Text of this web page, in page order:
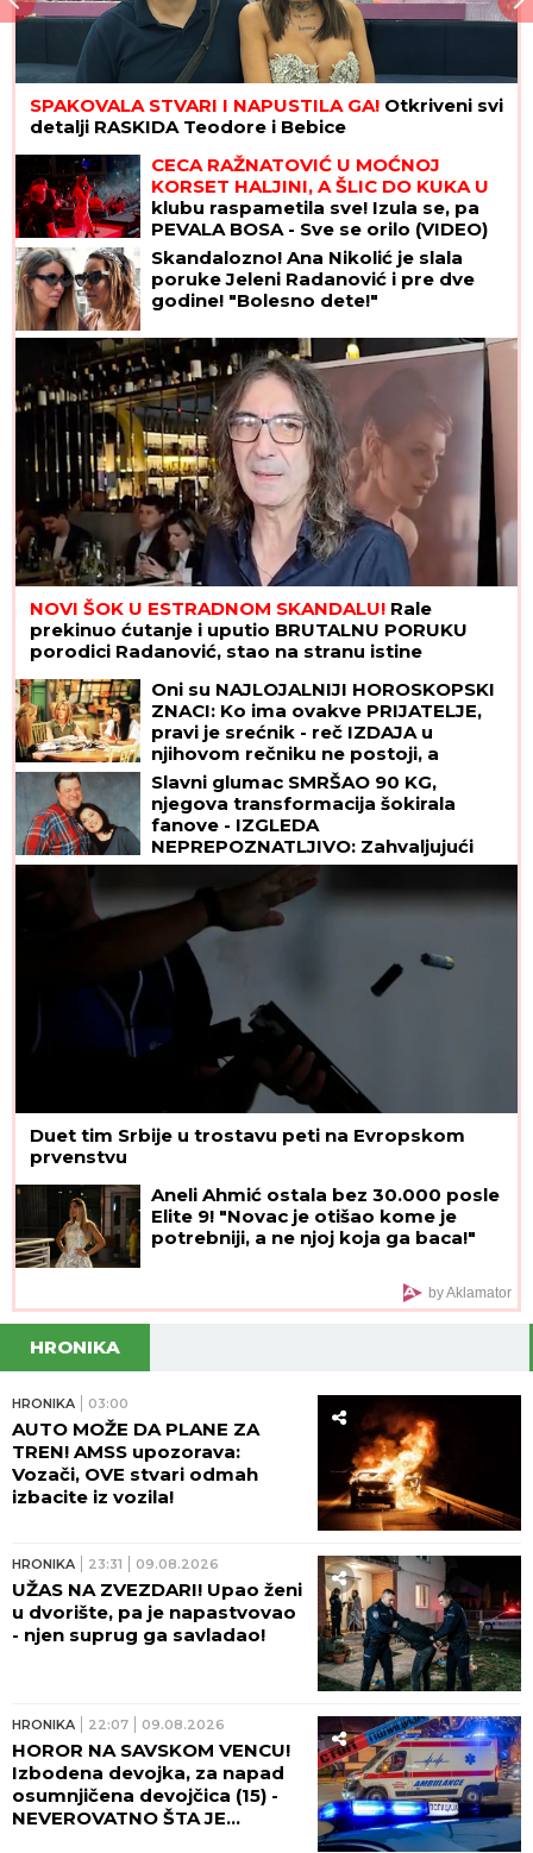
SPAKOVALA STVARI I NAPUSTILA GA! Otkriveni svi
detalji RASKIDA Teodore i Bebice
CECA RAŽNATOVIĆ U MOĆNOJ
KORSET HALJINI, A ŠLIC DO KUKA U
klubu raspametila sve! Izula se, pa
PEVALA BOSA - Sve se orilo (VIDEO)
Skandalozno! Ana Nikolić je slala
poruke Jeleni Radanović i pre dve
godine! "Bolesno dete!"
NOVI ŠOK U ESTRADNOM SKANDALU! Rale
prekinuo ćutanje i uputio BRUTALNU PORUKU
porodici Radanović, stao na stranu istine
Oni su NAJLOJALNIJI HOROSKOPSKI
ZNACI: Ko ima ovakve PRIJATELJE,
pravi je srećnik - reč IZDAJA u
njihovom rečniku ne postoji, a
VERNOST im je doživotna karakterna
crta
Slavni glumac SMRŠAO 90 KG,
njegova transformacija šokirala
fanove - IZGLEDA
NEPREPOZNATLJIVO: Zahvaljujući
ovom režimu uspeo je da se
PREPOLOVI
Duet tim Srbije u trostavu peti na Evropskom
prvenstvu
Aneli Ahmić ostala bez 30.000 posle
Elite 9! "Novac je otišao kome je
potrebniji, a ne njoj koja ga baca!"
by Aklamator
HRONIKA
HRONIKA 03:00
AUTO MOŽE DA PLANE ZA
TREN! AMSS upozorava:
Vozači, OVE stvari odmah
izbacite iz vozila!
HRONIKA 23:31 09.08.2026
UŽAS NA ZVEZDARI! Upao ženi
u dvorište, pa je napastvovao
- njen suprug ga savladao!
HRONIKA 22:07 09.08.2026
HOROR NA SAVSKOM VENCU!
Izbodena devojka, za napad
osumnjičena devojčica (15) -
NEVEROVATNO ŠTA JE